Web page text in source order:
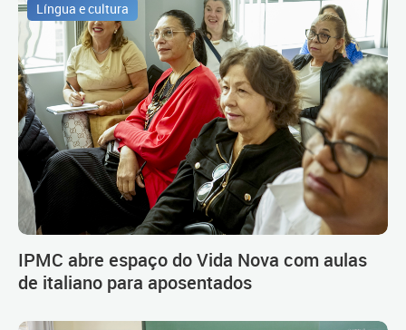
Língua e cultura
IPMC abre espaço do Vida Nova com aulas
de italiano para aposentados